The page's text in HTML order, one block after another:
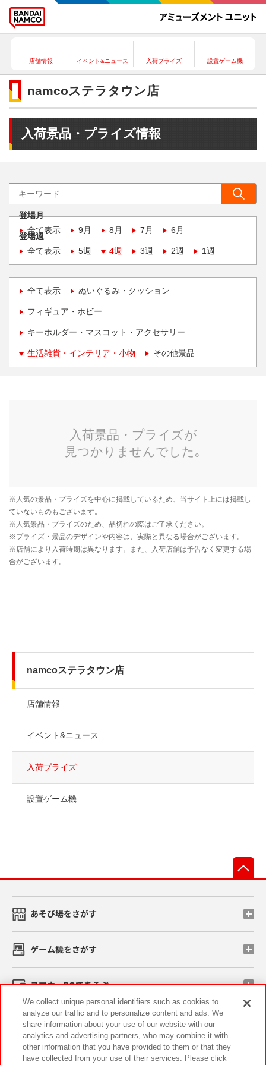
店舗情報 イベント&ニュース 入荷プライズ 設置ゲーム機
namcoステラタウン店
入荷景品・プライズ情報
登場月
全て表示
9月 8月 7月 6月
登場週
全て表示
5週 4週 3週 2週 1週
全て表示 ぬいぐるみ・クッション
フィギュア・ホビー
キーホルダー・マスコット・アクセサリー
生活雑貨・インテリア・小物 その他景品
namcoステラタウン店
店舗情報
イベント&ニュース
入荷プライズ
設置ゲーム機
あそび場をさがす
ゲーム機をさがす
スマホ・PCであそぶ
イベント・キャンペーン
We collect unique personal identifiers such as cookies to
analyze our traffic and to personalize content and ads. We
share information about your use of our website with our
analytics and advertising partners, who may combine it with
other information that you have provided to them or that they
have collected from your use of their services. Please click